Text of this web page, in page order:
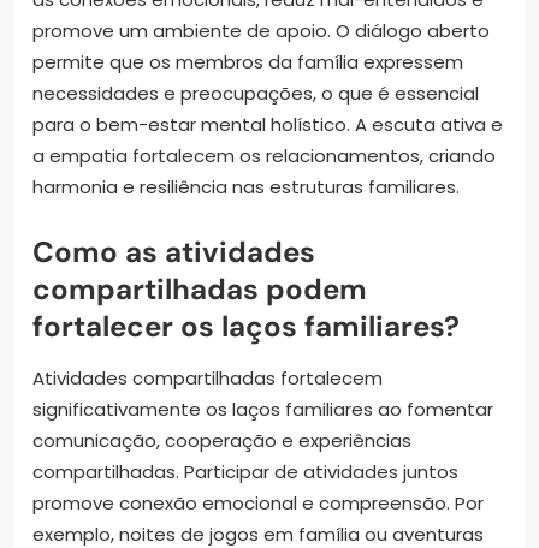
promove um ambiente de apoio. O diálogo aberto
permite que os membros da família expressem
necessidades e preocupações, o que é essencial
para o bem-estar mental holístico. A escuta ativa e
a empatia fortalecem os relacionamentos, criando
harmonia e resiliência nas estruturas familiares.
Como as atividades
compartilhadas podem
fortalecer os laços familiares?
Atividades compartilhadas fortalecem
significativamente os laços familiares ao fomentar
comunicação, cooperação e experiências
compartilhadas. Participar de atividades juntos
promove conexão emocional e compreensão. Por
exemplo, noites de jogos em família ou aventuras